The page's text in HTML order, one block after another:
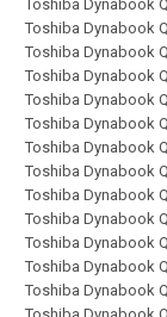
Toshiba Dynabook
Toshiba Dynabook
Toshiba Dynabook
Toshiba Dynabook
Toshiba Dynabook
Toshiba Dynabook
Toshiba Dynabook
Toshiba Dynabook
Toshiba Dynabook
Toshiba Dynabook
Toshiba Dynabook
Toshiba Dynabook
Toshiba Dynabook